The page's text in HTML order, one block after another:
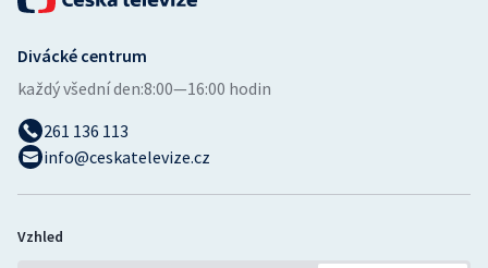
Ostatní
Divácké centrum
každý všední den:8:00—16:00 hodin
261 136 113
info@ceskatelevize.cz
Vzhled